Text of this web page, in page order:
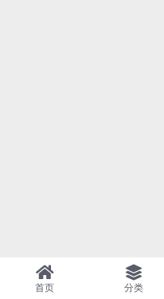
首页 分类